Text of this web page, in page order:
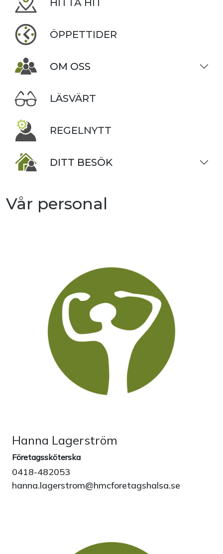
HITTA HIT
ÖPPETTIDER
OM OSS
LÄSVÄRT
REGELNYTT
DITT BESÖK
Vår personal
Hanna Lagerström
Företagssköterska
0418-482053
hanna.lagerstrom@hmcforetagshalsa.se